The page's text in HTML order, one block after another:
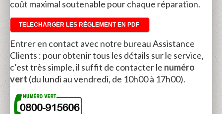
coût maximal soutenable pour chaque réparation.
TELECHARGER LES RÈGLEMENT EN PDF
Entrer en contact avec notre bureau Assistance
Clients : pour obtenir tous les détails sur le service,
c’est très simple, il suffit de contacter le numéro
vert (du lundi au vendredi, de 10h00 à 17h00).